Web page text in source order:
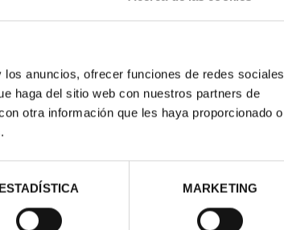
anuncios, ofrecer funciones de redes sociales
haga del sitio web con nuestros partners de
otra información que les haya proporcionado o
ESTADÍSTICA MARKETING